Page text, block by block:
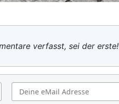
verfasst, sei der erste!